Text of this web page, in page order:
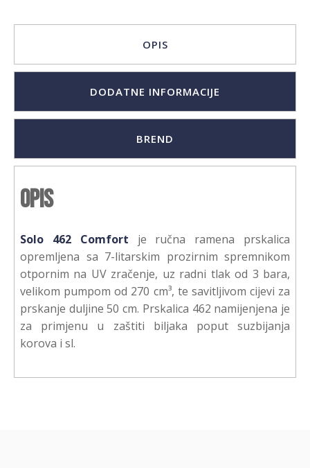
OPIS
DODATNE INFORMACIJE
BREND
Opis
Solo 462 Comfort je ručna ramena prskalica
opremljena sa 7-litarskim prozirnim spremnikom
otpornim na UV zračenje, uz radni tlak od 3 bara,
velikom pumpom od 270 cm³, te savitljivom cijevi za
prskanje duljine 50 cm. Prskalica 462 namijenjena je
za primjenu u zaštiti biljaka poput suzbijanja
korova i sl.